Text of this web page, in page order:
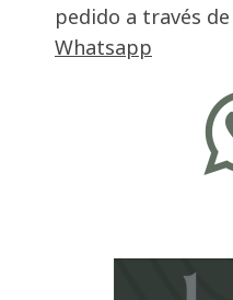
pedido a través
Whatsapp